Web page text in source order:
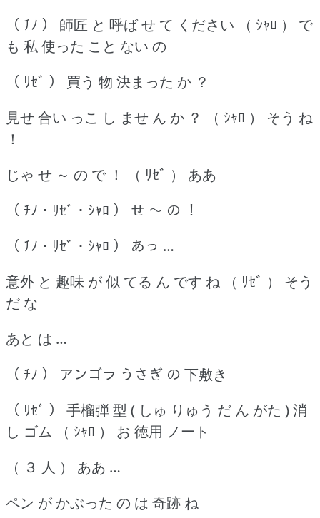
（ ﾁﾉ ） 師匠 と 呼ば せ て ください （ ｼｬﾛ ） で
も 私 使った こと ない の
（ ﾘｾﾞ ） 買う 物 決まった か ？
見せ 合い っこ し ませ ん か ？ （ ｼｬﾛ ） そう ね
！
じゃ せ ～ の で ！ （ ﾘｾﾞ ） ああ
（ ﾁﾉ ･ ﾘｾﾞ ･ ｼｬﾛ ） せ ～ の ！
（ ﾁﾉ ･ ﾘｾﾞ ･ ｼｬﾛ ） あっ …
意外 と 趣味 が 似 てる ん です ね （ ﾘｾﾞ ） そう
だ な
あと は …
（ ﾁﾉ ） アンゴラ うさぎ の 下敷き
（ ﾘｾﾞ ） 手榴弾 型 ( しゅ りゅう だ ん がた ) 消
し ゴム （ ｼｬﾛ ） お 徳用 ノート
（ ３ 人 ） ああ …
ペン が かぶった の は 奇跡 ね